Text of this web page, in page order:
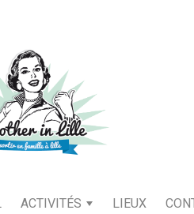
ACTIVITÉS LIEUX